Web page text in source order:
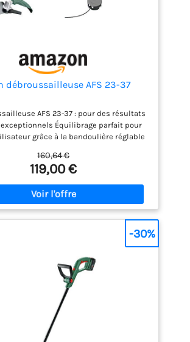
débroussailleuse AFS 23-37
AFS 23-37 : pour des résultats
Équilibrage parfait pour
grâce à la bandoulière réglable
grâce au puissant moteur de
facile de la lame par le fil de
inversement pour faucher de grandes
ou pour enlever des broussailles ou
avec : Lame à 3 dents, bobine de fil, 3
poignée supplémentaire, capot de
160,64 €
119,00 €
-30%